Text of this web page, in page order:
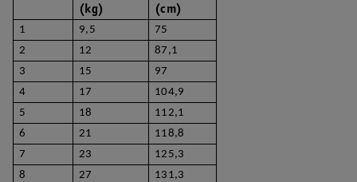
(kg)
(cm)
1 9,5
75
2
12
87,1
3
15
97
4
17
104,9
5
18
112,1
6
21
118,8
7
23
125,3
8
27
131,3